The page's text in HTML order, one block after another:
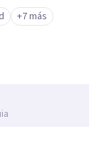
+7 más